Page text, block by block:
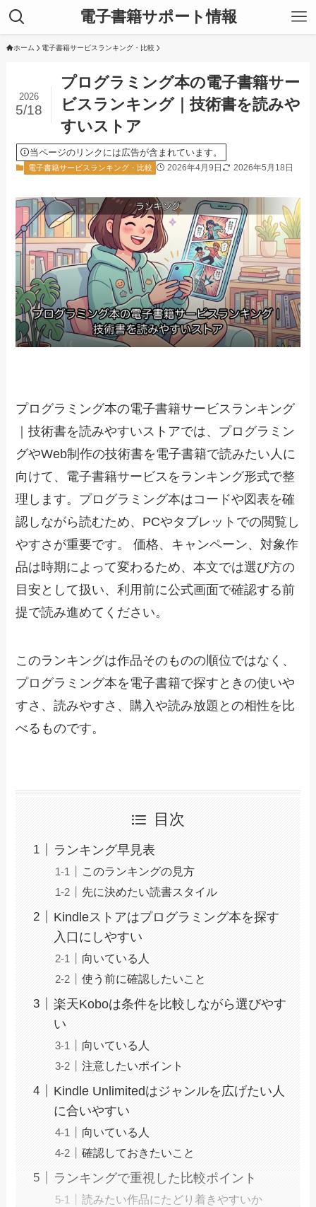
電子書籍サポート情報
ホーム 電子書籍サービスランキング・比較
プログラミング本の電子書籍サー
ビスランキング｜技術書を読みや
すいストア
2026
5/18
当ページのリンクには広告が含まれています。
電子書籍サービスランキング・比較 2026年4月9日 2026年5月18日
プログラミング本の電子書籍サービスランキング
｜技術書を読みやすいストアでは、プログラミン
グやWeb制作の技術書を電子書籍で読みたい人に
向けて、電子書籍サービスをランキング形式で整
理します。プログラミング本はコードや図表を確
認しながら読むため、PCやタブレットでの閲覧し
やすさが重要です。 価格、キャンペーン、対象作
品は時期によって変わるため、本文では選び方の
目安として扱い、利用前に公式画面で確認する前
提で読み進めてください。
このランキングは作品そのものの順位ではなく、
プログラミング本を電子書籍で探すときの使いや
すさ、読みやすさ、購入や読み放題との相性を比
べるものです。
目次
ランキング早見表
このランキングの見方
先に決めたい読書スタイル
Kindleストアはプログラミング本を探す
入口にしやすい
向いている人
使う前に確認したいこと
楽天Koboは条件を比較しながら選びやす
い
向いている人
注意したいポイント
Kindle Unlimitedはジャンルを広げたい人
に合いやすい
向いている人
確認しておきたいこと
ランキングで重視した比較ポイント
読みたい作品にたどり着きやすいか